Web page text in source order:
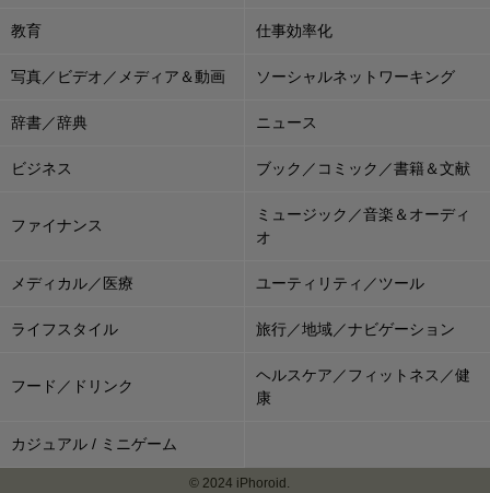
教育 仕事効率化
写真／ビデオ／メディア＆動画 ソーシャルネットワーキング
辞書／辞典 ニュース
ビジネス ブック／コミック／書籍＆文献
ファイナンス
ミュージック／音楽＆オーディ
オ
メディカル／医療 ユーティリティ／ツール
ライフスタイル 旅行／地域／ナビゲーション
フード／ドリンク
ヘルスケア／フィットネス／健
康
カジュアル / ミニゲーム
© 2024 iPhoroid.